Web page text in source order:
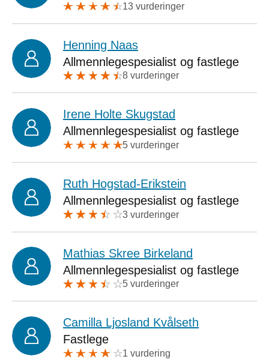
13 vurderinger
Henning Naas
Allmennlegespesialist og fastlege
8 vurderinger
Irene Holte Skugstad
Allmennlegespesialist og fastlege
5 vurderinger
Ruth Hogstad-Erikstein
Allmennlegespesialist og fastlege
3 vurderinger
Mathias Skree Birkeland
Allmennlegespesialist og fastlege
5 vurderinger
Camilla Ljosland Kvålseth
Fastlege
1 vurdering